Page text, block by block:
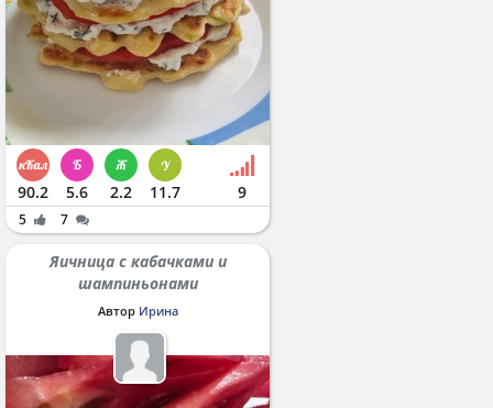
90.2 5.6 2.2 11.7 9
5 7
Яичница с кабачками и
шампиньонами
Автор Ирина